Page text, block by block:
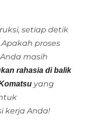
setiap detik
proses
masih
rahasia di balik
yang
kerja Anda!